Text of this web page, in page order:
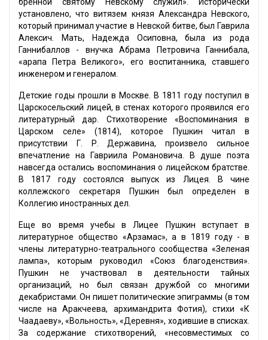
бренной святому Невскому служил». Исторически
установлено, что витязем князя Александра Невского,
который принимал участие в Невской битве, был Гаврила
Алексич. Мать, Надежда Осиповна, была из рода
Ганнибаллов - внучка Абрама Петровича Ганнибала,
«арапа Петра Великого», его воспитанника, ставшего
инженером и генералом.
Детские годы прошли в Москве. В 1811 году поступил в
Царскосельский лицей, в стенах которого проявился его
литературный дар. Стихотворение «Воспоминания в
Царском селе» (1814), которое Пушкин читал в
присутствии Г. Р. Державина, произвело сильное
впечатление на Гавриила Романовича. В душе поэта
навсегда остались воспоминания о лицейском братстве.
В 1817 году состоялся выпуск из Лицея. В чине
коллежского секретаря Пушкин был определен в
Коллегию иностранных дел.
Еще во время учебы в Лицее Пушкин вступает в
литературное общество «Арзамас», а в 1819 году - в
члены литературно-театрального сообщества «Зеленая
лампа», которым руководил «Союз благоденствия».
Пушкин не участвовал в деятельности тайных
организаций, но был связан дружбой со многими
декабристами. Он пишет политические эпиграммы (в том
числе на Аракчеева, архимандрита Фотия), стихи «К
Чаадаеву», «Вольность», «Деревня», ходившие в списках.
За содержание стихотворений, «несовместимых со